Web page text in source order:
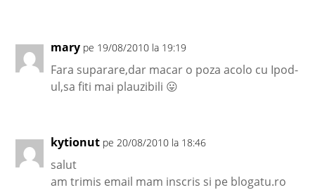
mary pe 19/08/2010 la 19:19
Fara suparare,dar macar o poza acolo cu Ipod-
ul,sa fiti mai plauzibili 😛
kytionut pe 20/08/2010 la 18:46
salut
am trimis email mam inscris si pe blogatu.ro